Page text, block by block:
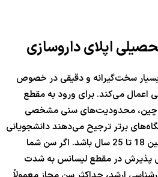
اپلای داروسازی
سخت‌گیرانه و دقیقی در خصوص
اعمال می‌کند. برای ورود به مقطع
چین، محدودیت‌های سنی مشخصی
برتر ترجیح می‌دهند دانشجویانی
را پذیرش کنند که سن آن‌ها بین 18 تا 25 سال باشد. اگر سن شما
شانس پذیرش در مقطع لیسانس به شدت